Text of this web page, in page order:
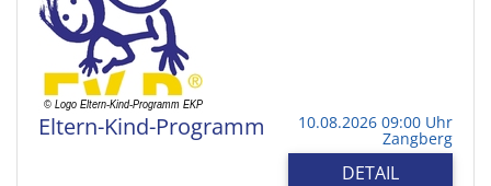
Eltern-Kind-Programm 10.08.2026 09:00 Uhr
Zangberg
DETAIL